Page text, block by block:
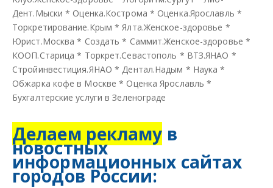
Дент.Мыски * Оценка.Кострома * Оценка.Ярославль *
Торкретирование.Крым * Ялта.Женское-здоровье *
Юрист.Москва * Создать * Саммит.Женское-здоровье *
КООП.Старица * Торкрет.Севастополь * ВТЗ.ЯНАО *
Стройинвестиция.ЯНАО * Дентал.Надым * Наука *
Обжарка кофе в Москве * Оценка Ярославль *
Бухгалтерские услуги в Зеленограде
Делаем рекламу в
новостных
информационных сайтах
городов России: